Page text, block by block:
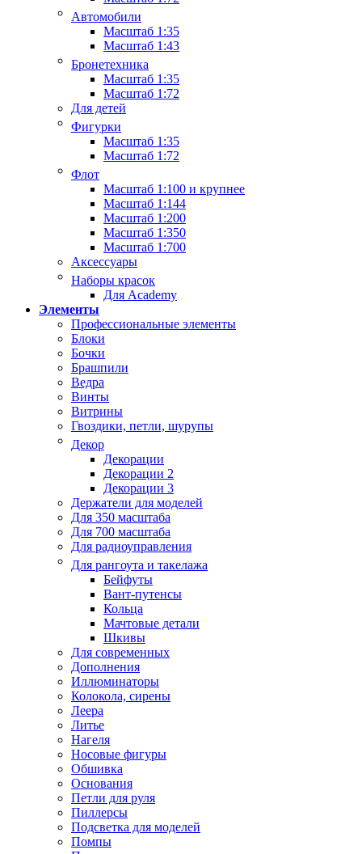
Автомобили
Масштаб 1:35
Масштаб 1:43
Бронетехника
Масштаб 1:35
Масштаб 1:72
Для детей
Фигурки
Масштаб 1:35
Масштаб 1:72
Флот
Масштаб 1:100 и крупнее
Масштаб 1:144
Масштаб 1:200
Масштаб 1:350
Масштаб 1:700
Аксессуары
Наборы красок
Для Academy
Элементы
Профессиональные элементы
Блоки
Бочки
Брашпили
Ведра
Винты
Витрины
Гвоздики, петли, шурупы
Декор
Декорации
Декорации 2
Декорации 3
Держатели для моделей
Для 350 масштаба
Для 700 масштаба
Для радиоуправления
Для рангоута и такелажа
Бейфуты
Вант-путенсы
Кольца
Мачтовые детали
Шкивы
Для современных
Дополнения
Иллюминаторы
Колокола, сирены
Леера
Литье
Нагеля
Носовые фигуры
Обшивка
Основания
Петли для руля
Пиллерсы
Подсветка для моделей
Помпы